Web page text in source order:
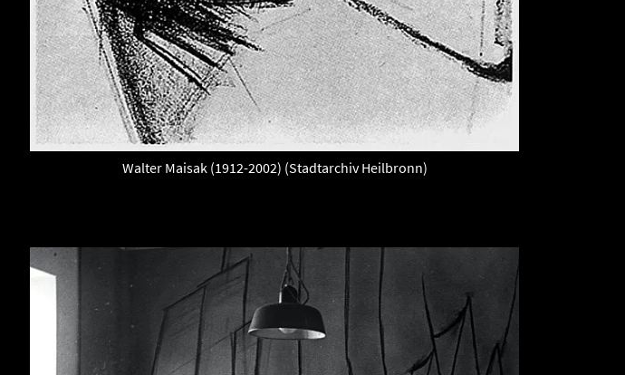
Walter Maisak (1912-2002) (Stadtarchiv Heilbronn)